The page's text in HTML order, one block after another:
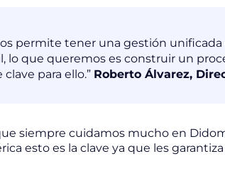
permite tener una gestión
lo que queremos es construir un
para ello.” Roberto Álvarez,
siempre cuidamos mucho en
esto es la clave ya que les